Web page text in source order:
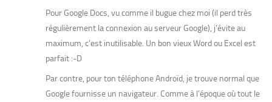
Pour Google Docs, vu comme il bugue chez moi (il perd très
régulièrement la connexion au serveur Google), j’évite au
maximum, c’est inutilisable. Un bon vieux Word ou Excel est
parfait :-D
Par contre, pour ton téléphone Androïd, je trouve normal que
Google fournisse un navigateur. Comme à l’époque où tout le